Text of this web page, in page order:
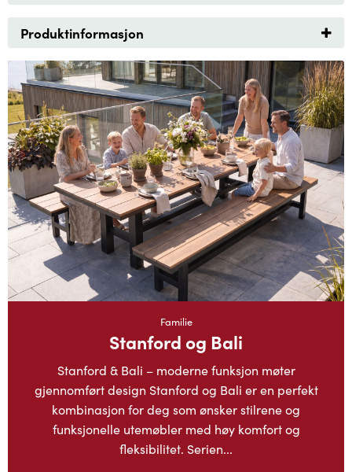
Produktinformasjon
Familie
Stanford og Bali
Stanford & Bali – moderne funksjon møter
gjennomført design Stanford og Bali er en perfekt
kombinasjon for deg som ønsker stilrene og
funksjonelle utemøbler med høy komfort og
fleksibilitet. Serien...